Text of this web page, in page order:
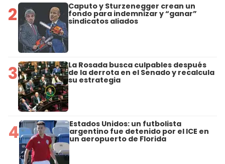
2 Caputo y Sturzenegger crean un
fondo para indemnizar y “ganar”
sindicatos aliados
3 La Rosada busca culpables después
de la derrota en el Senado y recalcula
su estrategia
4 Estados Unidos: un futbolista
argentino fue detenido por el ICE en
un aeropuerto de Florida